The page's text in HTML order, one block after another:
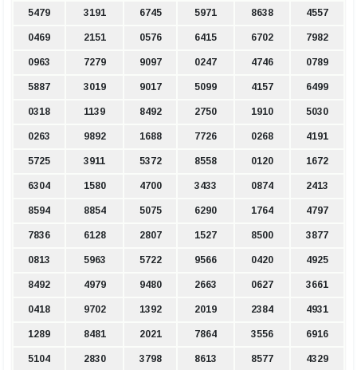
5479 3191 6745 5971 8638 4557
0469 2151 0576 6415 6702 7982
0963 7279 9097 0247 4746 0789
5887 3019 9017 5099 4157 6499
0318 1139 8492 2750 1910 5030
0263 9892 1688 7726 0268 4191
5725 3911 5372 8558 0120 1672
6304 1580 4700 3433 0874 2413
8594 8854 5075 6290 1764 4797
7836 6128 2807 1527 8500 3877
0813 5963 5722 9566 0420 4925
8492 4979 9480 2663 0627 3661
0418 9702 1392 2019 2384 4931
1289 8481 2021 7864 3556 6916
5104 2830 3798 8613 8577 4329